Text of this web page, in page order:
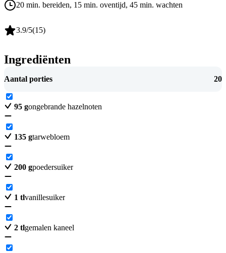
20 min. bereiden, 15 min. oventijd, 45 min. wachten
3.9/5(15)
Ingrediënten
Aantal porties 20
95 gongebrande hazelnoten
135 gtarwebloem
200 gpoedersuiker
1 tlvanillesuiker
2 tlgemalen kaneel